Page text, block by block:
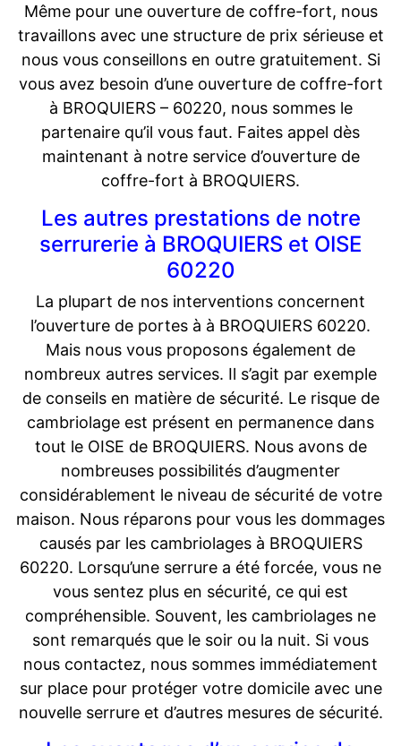
Même pour une ouverture de coffre-fort, nous
travaillons avec une structure de prix sérieuse et
nous vous conseillons en outre gratuitement. Si
vous avez besoin d’une ouverture de coffre-fort
à BROQUIERS – 60220, nous sommes le
partenaire qu’il vous faut. Faites appel dès
maintenant à notre service d’ouverture de
coffre-fort à BROQUIERS.
Les autres prestations de notre
serrurerie à BROQUIERS et OISE
60220
La plupart de nos interventions concernent
l’ouverture de portes à à BROQUIERS 60220.
Mais nous vous proposons également de
nombreux autres services. Il s’agit par exemple
de conseils en matière de sécurité. Le risque de
cambriolage est présent en permanence dans
tout le OISE de BROQUIERS. Nous avons de
nombreuses possibilités d’augmenter
considérablement le niveau de sécurité de votre
maison. Nous réparons pour vous les dommages
causés par les cambriolages à BROQUIERS
60220. Lorsqu’une serrure a été forcée, vous ne
vous sentez plus en sécurité, ce qui est
compréhensible. Souvent, les cambriolages ne
sont remarqués que le soir ou la nuit. Si vous
nous contactez, nous sommes immédiatement
sur place pour protéger votre domicile avec une
nouvelle serrure et d’autres mesures de sécurité.